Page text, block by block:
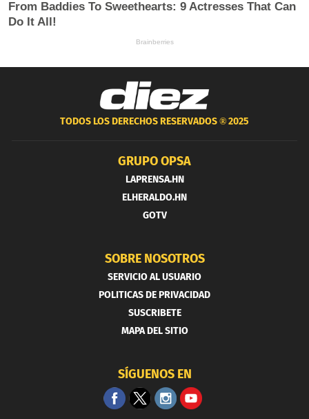
TODOS LOS DERECHOS RESERVADOS ®2025
GRUPO OPSA
LAPRENSA.HN
ELHERALDO.HN
GOTV
SOBRE NOSOTROS
SERVICIO AL USUARIO
POLITICAS DE PRIVACIDAD
SUSCRIBETE
MAPA DEL SITIO
SÍGUENOS EN